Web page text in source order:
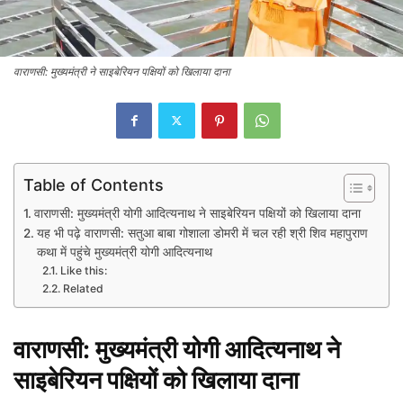
वाराणसी: मुख्यमंत्री ने साइबेरियन पक्षियों को खिलाया दाना
Table of Contents
वाराणसी: मुख्यमंत्री योगी आदित्यनाथ ने साइबेरियन पक्षियों को खिलाया दाना
यह भी पढ़े वाराणसी: सतुआ बाबा गोशाला डोमरी में चल रही श्री शिव महापुराण
कथा में पहुंचे मुख्यमंत्री योगी आदित्यनाथ
Like this:
Related
वाराणसी: मुख्यमंत्री योगी आदित्यनाथ ने
साइबेरियन पक्षियों को खिलाया दाना